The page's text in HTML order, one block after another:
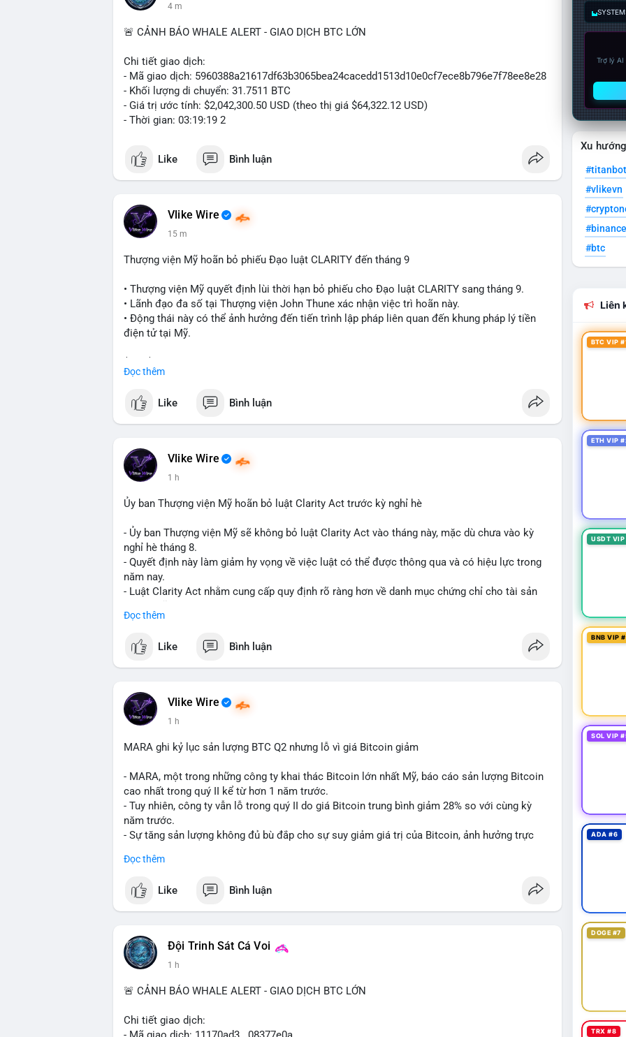
4 m
🚨 CẢNH BÁO WHALE ALERT - GIAO DỊCH BTC LỚN
Chi tiết giao dịch:
- Mã giao dịch: 5960388a21617df63b3065bea24cacedd1513d10e0cf7ece8b796e7f78ee8e28
- Khối lượng di chuyển: 31.7511 BTC
- Giá trị ước tính: $2,042,300.50 USD (theo thị giá $64,322.12 USD)
- Thời gian: 03:19:19 2
Like Bình luận
Vlike Wire
15 m
Thượng viện Mỹ hoãn bỏ phiếu Đạo luật CLARITY đến tháng 9
• Thượng viện Mỹ quyết định lùi thời hạn bỏ phiếu cho Đạo luật CLARITY sang tháng 9.
• Lãnh đạo đa số tại Thượng viện John Thune xác nhận việc trì hoãn này.
• Động thái này có thể ảnh hưởng đến tiến trình lập pháp liên quan đến khung pháp lý tiền
điện tử tại Mỹ.
📰 Nguồn: Cointelegraph
Đọc thêm
Like Bình luận
Vlike Wire
1 h
Ủy ban Thượng viện Mỹ hoãn bỏ luật Clarity Act trước kỳ nghỉ hè
- Ủy ban Thượng viện Mỹ sẽ không bỏ luật Clarity Act vào tháng này, mặc dù chưa vào kỳ
nghỉ hè tháng 8.
- Quyết định này làm giảm hy vọng về việc luật có thể được thông qua và có hiệu lực trong
năm nay.
- Luật Clarity Act nhằm cung cấp quy định rõ ràng hơn về danh mục chứng chỉ cho tài sản
- Sự trì hoãn có thể ảnh hưởng đến sự tin tưởng của nhà đầu tư và phát triển thị trường
$btc $eth
#vlikevn
📰 Nguồn: CoinDesk
Đọc thêm
Like Bình luận
Vlike Wire
1 h
MARA ghi kỷ lục sản lượng BTC Q2 nhưng lỗ vì giá Bitcoin giảm
- MARA, một trong những công ty khai thác Bitcoin lớn nhất Mỹ, báo cáo sản lượng Bitcoin
cao nhất trong quý II kể từ hơn 1 năm trước.
- Tuy nhiên, công ty vẫn lỗ trong quý II do giá Bitcoin trung bình giảm 28% so với cùng kỳ
năm trước.
- Sự tăng sản lượng không đủ bù đắp cho sự suy giảm giá trị của Bitcoin, ảnh hưởng trực
#vlikevn #titanbot
📰 Nguồn: Cointelegraph
Đọc thêm
Like Bình luận
Đội Trinh Sát Cá Voi
1 h
🚨 CẢNH BÁO WHALE ALERT - GIAO DỊCH BTC LỚN
Chi tiết giao dịch:
Trợ lý
Xu
#titanbot
#vlikevn
#btc
Liên
BTC VIP
ETH VIP
USDT
BNB VIP
SOL VIP
ADA #6
DOGE #7
TRX #8